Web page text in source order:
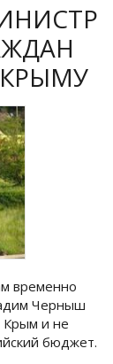
временно
Черныш
Крым и не
бюджет.